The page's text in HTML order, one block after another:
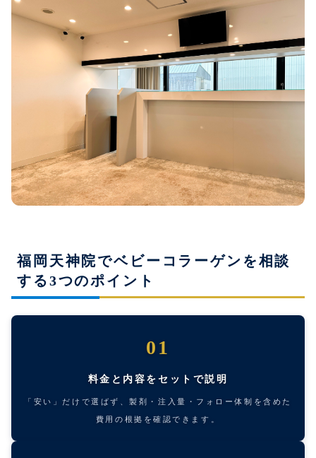
福岡天神院でベビーコラーゲンを相談
する3つのポイント
01
料金と内容をセットで説明
「安い」だけで選ばず、製剤・注入量・フォロー体制を含めた
費用の根拠を確認できます。